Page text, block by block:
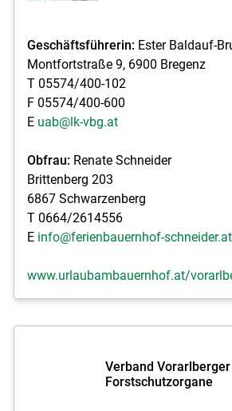
Geschäftsführerin: Ester Baldauf-
Montfortstraße 9, 6900 Bregenz
T 05574/400-102
F 05574/400-600
E uab@lk-vbg.at
Obfrau:Renate Schneider
Brittenberg 203
6867 Schwarzenberg
T 0664/2614556
E info@ferienbauernhof-schneider.at
www.urlaubambauernhof.at/
Verband Vorarlberger
Forstschutzorgane